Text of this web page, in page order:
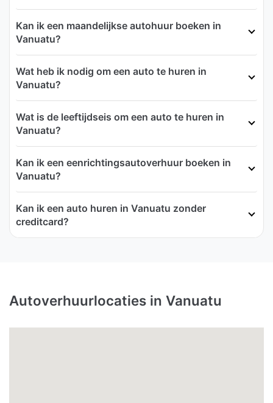
Kan ik een maandelijkse autohuur boeken in
Vanuatu?
Wat heb ik nodig om een auto te huren in
Vanuatu?
Wat is de leeftijdseis om een auto te huren in
Vanuatu?
Kan ik een eenrichtingsautoverhuur boeken in
Vanuatu?
Kan ik een auto huren in Vanuatu zonder
creditcard?
Autoverhuurlocaties in Vanuatu